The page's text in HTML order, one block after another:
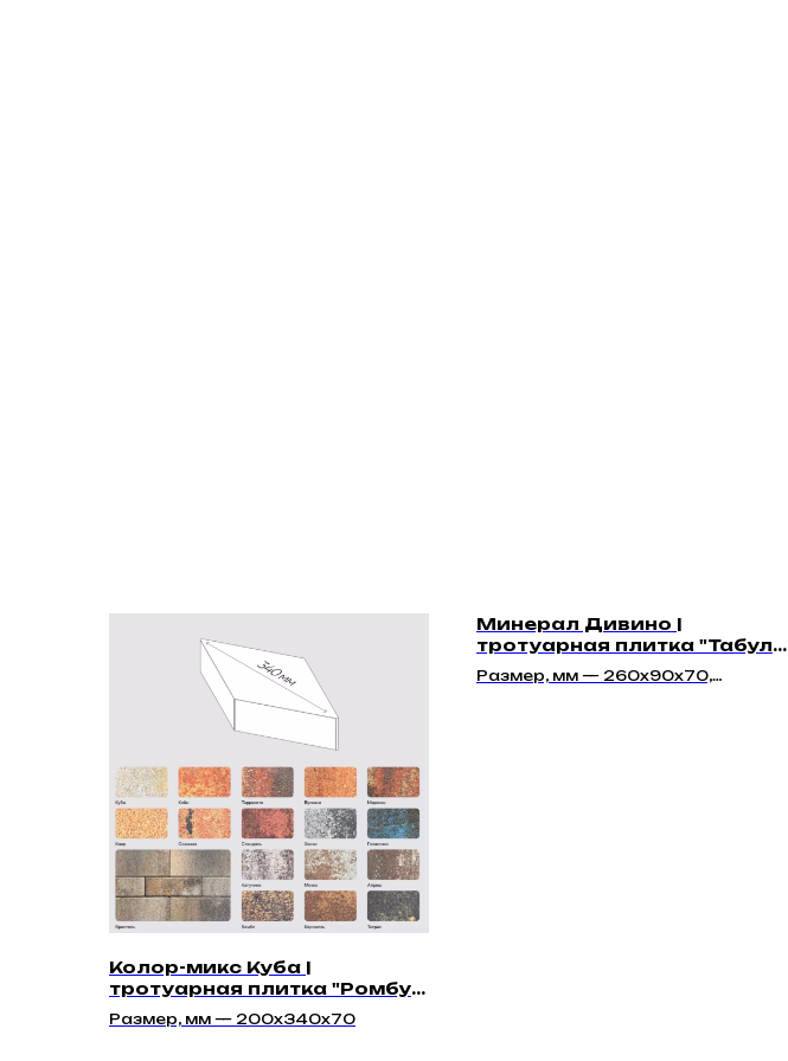
Колор-микс Куба |
тротуарная плитка "Ромбус
70мм" | Гладкая
Размер, мм — 200х340х70
Минерал Дивино |
тротуарная плитка "Табула
70мм"
Размер, мм — 260х90х70,